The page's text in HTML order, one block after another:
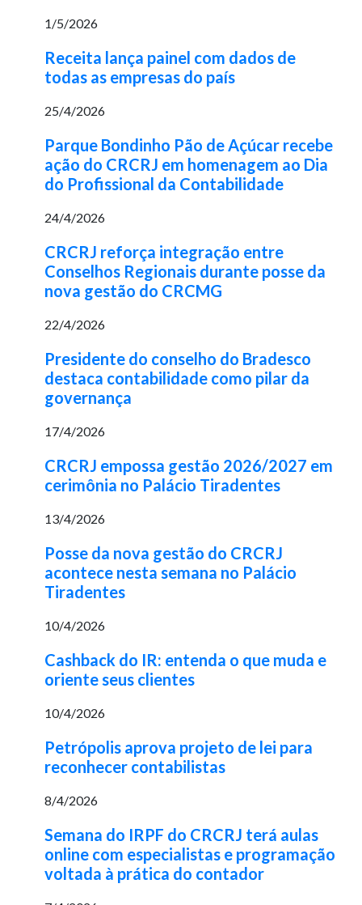
1/5/2026
Receita lança painel com dados de
todas as empresas do país
25/4/2026
Parque Bondinho Pão de Açúcar recebe
ação do CRCRJ em homenagem ao Dia
do Profissional da Contabilidade
24/4/2026
CRCRJ reforça integração entre
Conselhos Regionais durante posse da
nova gestão do CRCMG
22/4/2026
Presidente do conselho do Bradesco
destaca contabilidade como pilar da
governança
17/4/2026
CRCRJ empossa gestão 2026/2027 em
cerimônia no Palácio Tiradentes
13/4/2026
Posse da nova gestão do CRCRJ
acontece nesta semana no Palácio
Tiradentes
10/4/2026
Cashback do IR: entenda o que muda e
oriente seus clientes
10/4/2026
Petrópolis aprova projeto de lei para
reconhecer contabilistas
8/4/2026
Semana do IRPF do CRCRJ terá aulas
online com especialistas e programação
voltada à prática do contador